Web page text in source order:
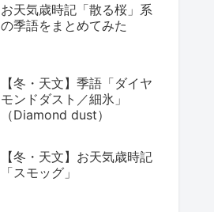
お天気歳時記「散る桜」系
の季語をまとめてみた
【冬・天文】季語「ダイヤ
モンドダスト／細氷」
（Diamond dust）
【冬・天文】お天気歳時記
「スモッグ」